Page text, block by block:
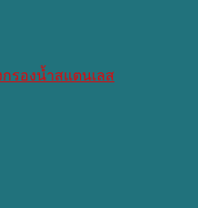
กรองน้ำสแตนเลส